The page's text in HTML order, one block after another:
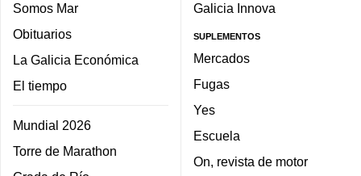
Somos Mar
Obituarios
La Galicia Económica
El tiempo
Mundial 2026
Torre de Marathon
Galicia Innova
SUPLEMENTOS
Mercados
Fugas
Yes
Escuela
On, revista de motor